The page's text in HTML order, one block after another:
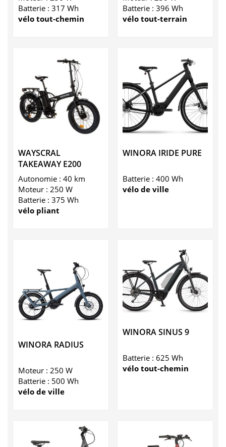
Batterie : 317 Wh
vélo tout-chemin
Batterie : 396 Wh
vélo tout-terrain
WAYSCRAL
TAKEAWAY E200
Autonomie : 40 km
Moteur : 250 W
Batterie : 375 Wh
vélo pliant
WINORA IRIDE PURE
Batterie : 400 Wh
vélo de ville
WINORA RADIUS
Moteur : 250 W
Batterie : 500 Wh
vélo de ville
WINORA SINUS 9
Batterie : 625 Wh
vélo tout-chemin